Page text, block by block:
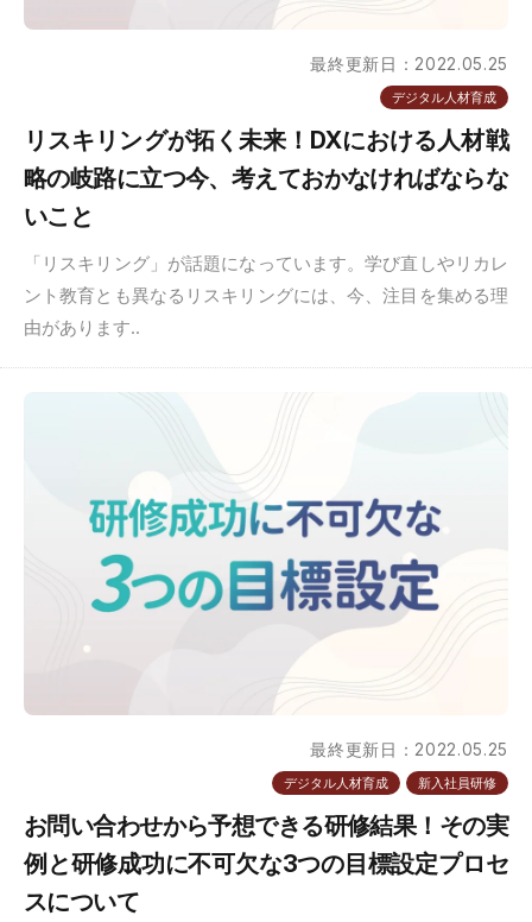
最終更新日：2022.05.25
デジタル人材育成
リスキリングが拓く未来！DXにおける人材戦
略の岐路に立つ今、考えておかなければならな
いこと
「リスキリング」が話題になっています。学び直しやリカレ
ント教育とも異なるリスキリングには、今、注目を集める理
由があります..
最終更新日：2022.05.25
デジタル人材育成 新入社員研修
お問い合わせから予想できる研修結果！その実
例と研修成功に不可欠な3つの目標設定プロセ
スについて